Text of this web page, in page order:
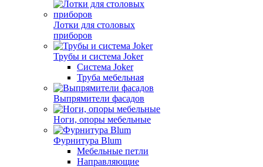
Лотки для столовых
приборов
Трубы и система Joker
Система Joker
Труба мебельная
Выпрямители фасадов
Ноги, опоры мебельные
Фурнитура Blum
Мебельные петли
Направляющие